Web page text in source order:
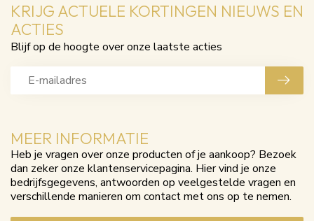
MEER INFORMATIE
Heb je vragen over onze producten of je aankoop? Bezoek
dan zeker onze klantenservicepagina. Hier vind je onze
bedrijfsgegevens, antwoorden op veelgestelde vragen en
verschillende manieren om contact met ons op te nemen.
KRIJG ACTUELE KORTINGEN NIEUWS EN
ACTIES
Blijf op de hoogte over onze laatste acties